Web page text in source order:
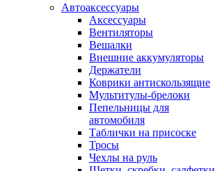
Автоаксессуары
Аксессуары
Вентиляторы
Вешалки
Внешние аккумуляторы
Держатели
Коврики антискользящие
Мультитулы-брелоки
Пепельницы для
автомобиля
Таблички на присоске
Тросы
Чехлы на руль